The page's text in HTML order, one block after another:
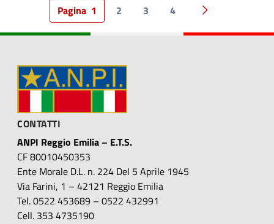
Pagina 1 2 3 4 Pagina
CONTATTI
ANPI Reggio Emilia – E.T.S.
CF 80010450353
Ente Morale D.L. n. 224 Del 5 Aprile 1945
Via Farini, 1 – 42121 Reggio Emilia
Tel. 0522 453689 – 0522 432991
Cell. 353 4735190